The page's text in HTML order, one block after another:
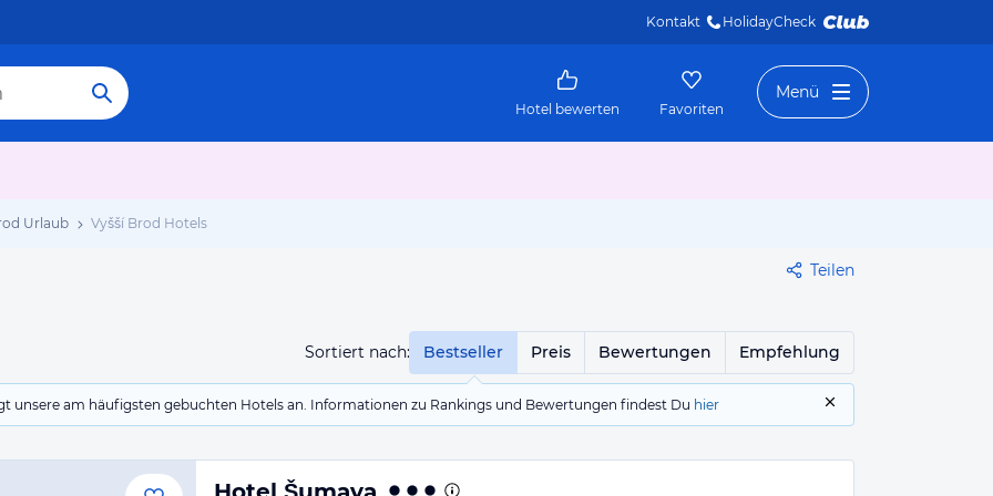
Kontakt HolidayCheck
Hotel bewerten Favoriten
Menü
Urlaub Vyšší Brod Hotels
Teilen
Sortiert nach: Bestseller Preis Bewertungen Empfehlung
unsere am häufigsten gebuchten Hotels an. Informationen zu Rankings und Bewertungen findest Du hier